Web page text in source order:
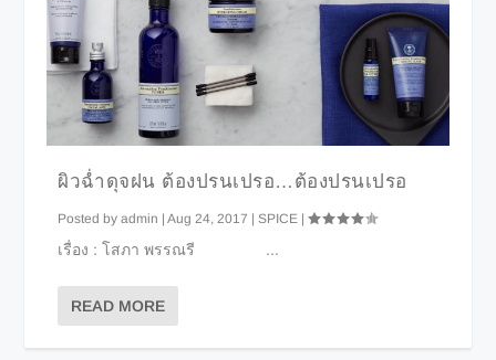
ผิวฉ่ำดุจฝน ต้องปรนเปรอ…ต้องปรนเปรอ
Posted byadmin |Aug 24, 2017 |SPICE |
เรื่อง : โสภา พรรณรี ...
READ MORE